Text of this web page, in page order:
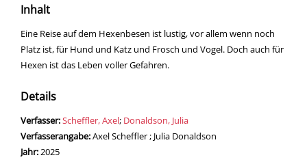
Inhalt
Eine Reise auf dem Hexenbesen ist lustig, vor allem wenn noch
Platz ist, für Hund und Katz und Frosch und Vogel. Doch auch für
Hexen ist das Leben voller Gefahren.
Details
Verfasser:Suche nach diesem Verfasser
Scheffler, Axel; Donaldson, Julia
Verfasserangabe:Axel Scheffler ; Julia Donaldson
Jahr: 2025